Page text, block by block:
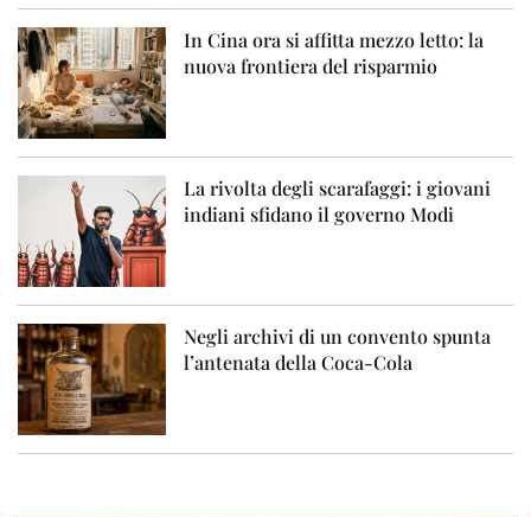
In Cina ora si affitta mezzo letto: la
nuova frontiera del risparmio
La rivolta degli scarafaggi: i giovani
indiani sfidano il governo Modi
Negli archivi di un convento spunta
l’antenata della Coca-Cola